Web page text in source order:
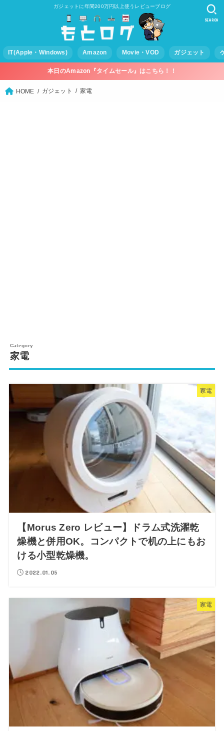
ガジェットに年間200万円以上使うレビューブログ
IT(Apple・Windows) Amazon Movie・VOD ガジェット
SEARCH
本日のAmazon『タイムセール』はこちら！！
HOME ガジェット 家電
家電
家電
【Morus Zero レビュー】ドラム式洗濯乾
燥機と併用OK。コンパクトで机の上にもお
ける小型乾燥機。
2022.01.05
家電